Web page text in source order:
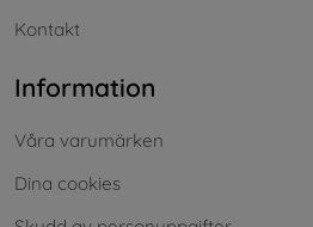
Kontakt
Information
Våra varumärken
Dina cookies